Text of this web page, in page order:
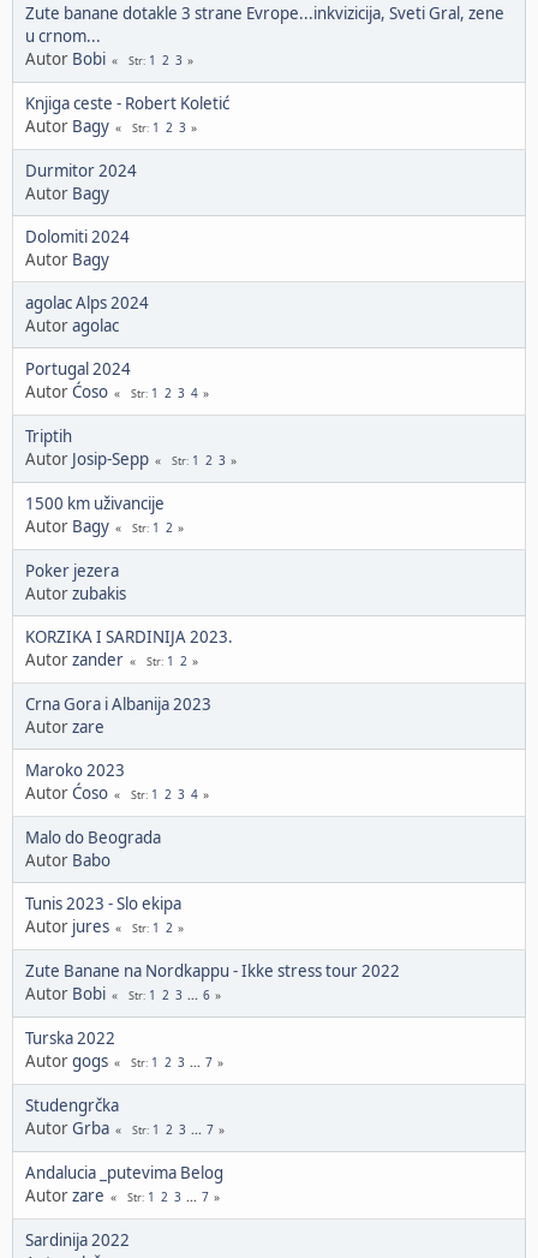
Zute banane dotakle 3 strane Evrope...inkvizicija, Sveti Gral, zene
u crnom...
Autor Bobi Str 1 2 3
Knjiga ceste - Robert Koletić
Autor Bagy Str 1 2 3
Durmitor 2024
Autor Bagy
Dolomiti 2024
Autor Bagy
agolac Alps 2024
Autoragolac
Portugal 2024
AutorĆoso Str 1 2 3 4
Triptih
Autor Josip-Sepp Str 1 2 3
1500 km uživancije
Autor Bagy Str 1 2
Poker jezera
Autorzubakis
KORZIKA I SARDINIJA 2023.
Autorzander Str 1 2
Crna Gora i Albanija 2023
Autorzare
Maroko 2023
AutorĆoso Str 1 2 3 4
Malo do Beograda
Autor Babo
Tunis 2023 - Slo ekipa
Autor jures Str 1 2
Zute Banane na Nordkappu - Ikke stress tour 2022
Autor Bobi Str 1 2 3 ... 6
Turska 2022
Autorgogs Str 1 2 3 ... 7
Studengrčka
AutorGrba Str 1 2 3 ... 7
Andalucia _putevima Belog
Autorzare Str 1 2 3 ... 7
Sardinija 2022